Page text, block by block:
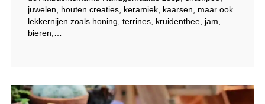
juwelen, houten creaties, keramiek, kaarsen, maar ook
lekkernijen zoals honing, terrines, kruidenthee, jam,
bieren,…